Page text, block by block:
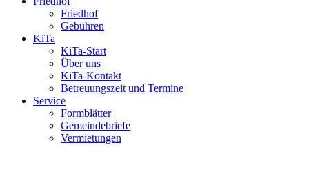
Friedhof
Gebühren
KiTa
KiTa-Start
Über uns
KiTa-Kontakt
Betreuungszeit und Termine
Service
Formblätter
Gemeindebriefe
Vermietungen